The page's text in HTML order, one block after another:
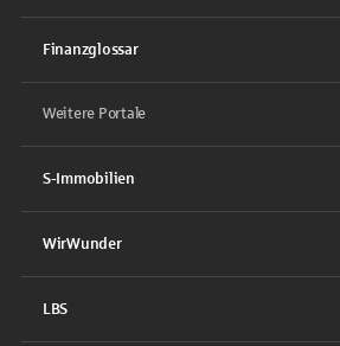
Finanzglossar
Weitere Portale
S-Immobilien
WirWunder
LBS